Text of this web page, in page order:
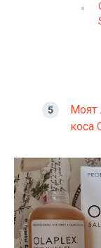
Моят
коса